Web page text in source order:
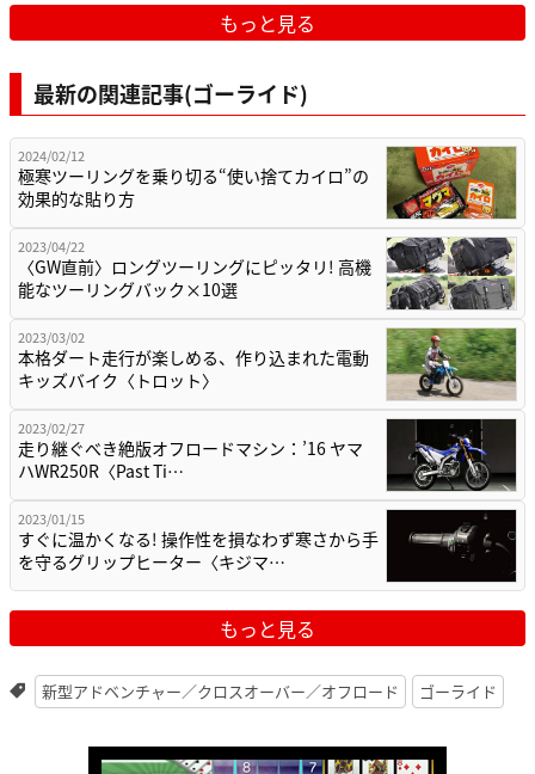
もっと見る
最新の関連記事(ゴーライド)
2024/02/12
極寒ツーリングを乗り切る“使い捨てカイロ”の
効果的な貼り方
2023/04/22
〈GW直前〉ロングツーリングにピッタリ! 高機
能なツーリングバック×10選
2023/03/02
本格ダート走行が楽しめる、作り込まれた電動
キッズバイク〈トロット〉
2023/02/27
走り継ぐべき絶版オフロードマシン：’16 ヤマ
ハWR250R〈Past Ti…
2023/01/15
すぐに温かくなる! 操作性を損なわず寒さから手
を守るグリップヒーター〈キジマ…
もっと見る
新型アドベンチャー／クロスオーバー／オフロード ゴーライド